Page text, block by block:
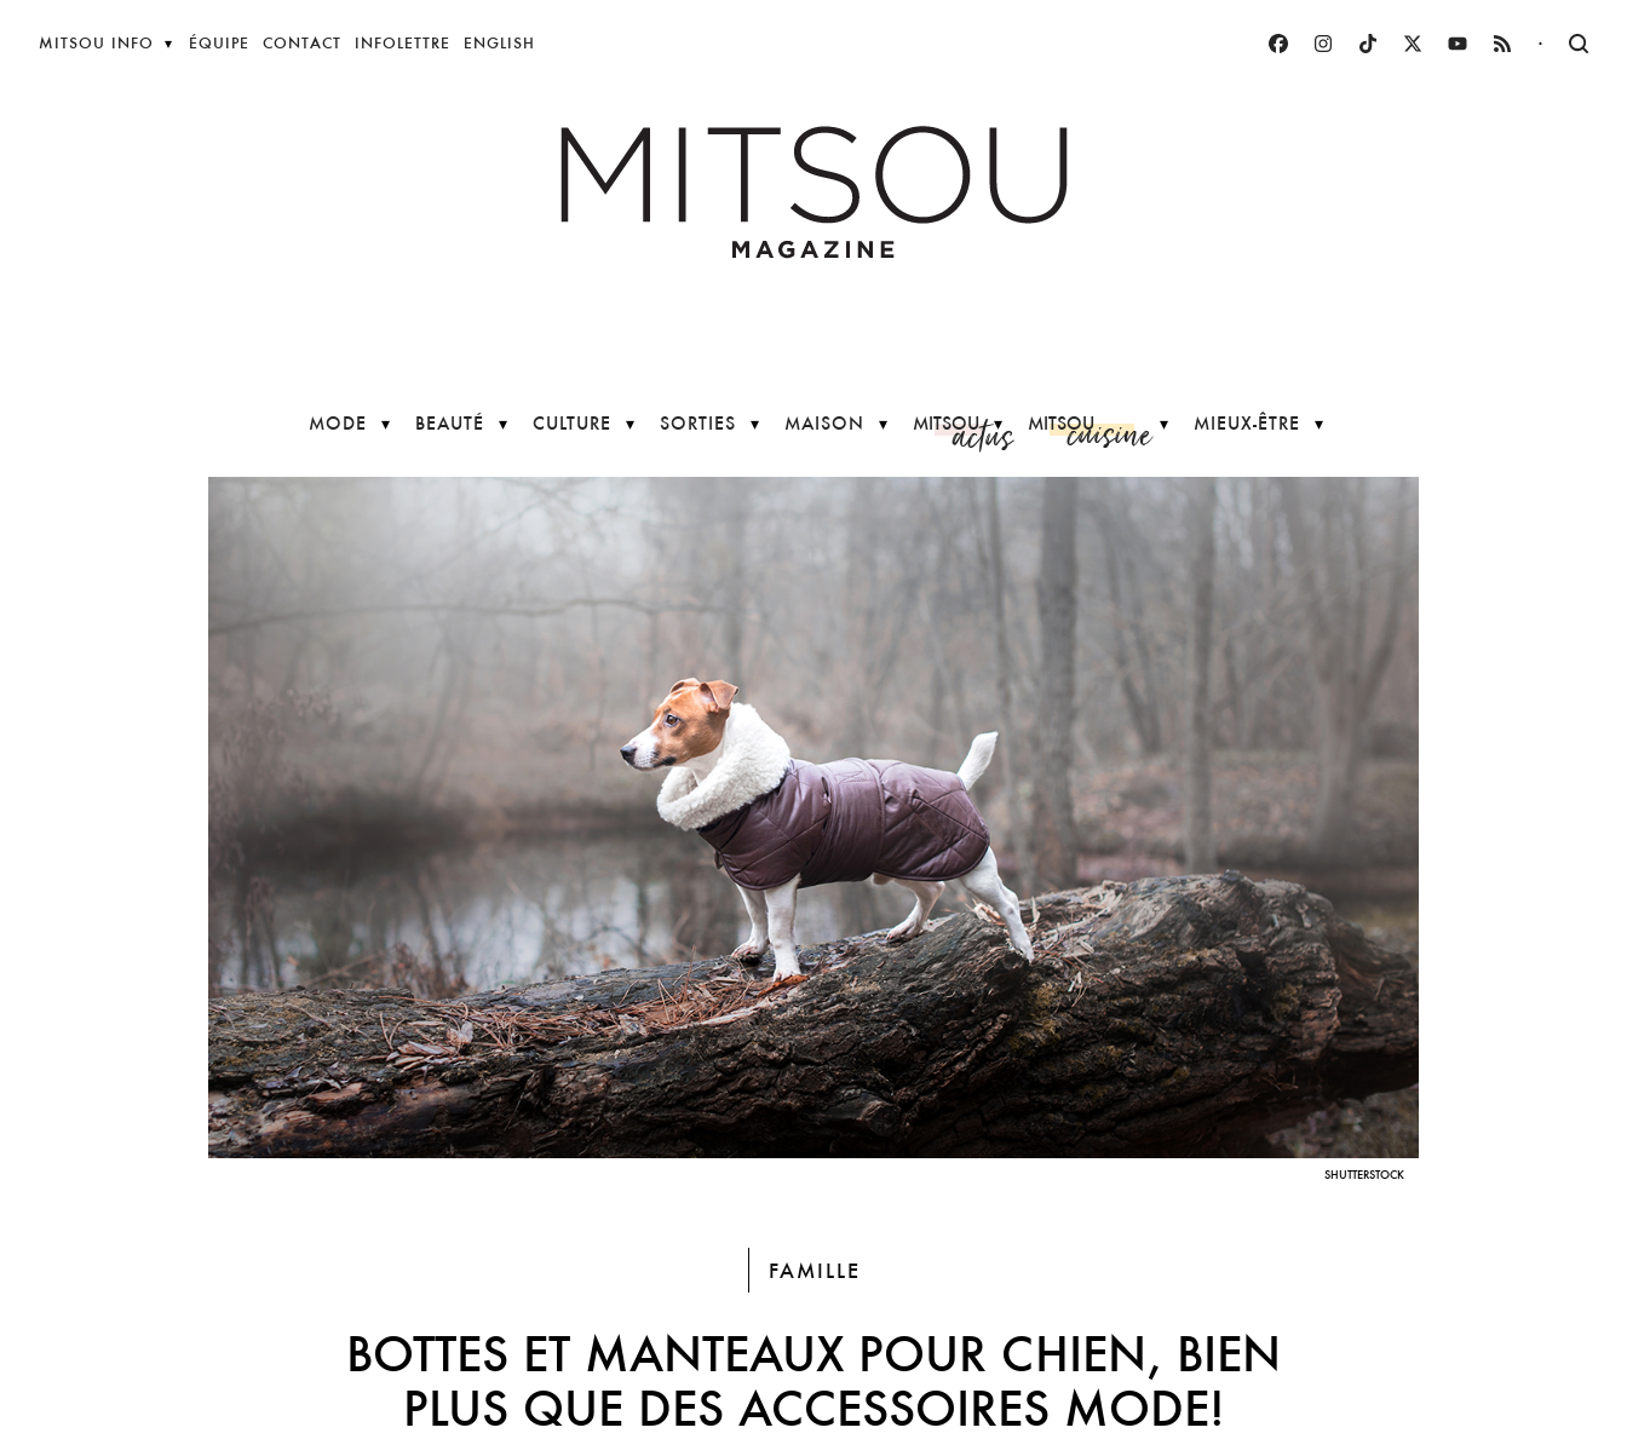
MITSOU INFO ÉQUIPE CONTACT INFOLETTRE ENGLISH ·
MODE BEAUTÉ CULTURE SORTIES MAISON MITSOUactus MITSOUcuisine MIEUX-ÊTRE
SHUTTERSTOCK
FAMILLE
BOTTES ET MANTEAUX POUR CHIEN, BIEN
PLUS QUE DES ACCESSOIRES MODE!